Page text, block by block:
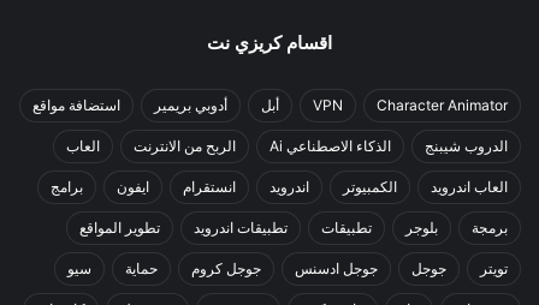
اقسام كريزي نت
Character Animator
VPN أبل أدوبي بريمير استضافة مواقع
الدروب شيبنج الذكاء الاصطناعي Ai الربح من الانترنت العاب
العاب اندرويد الكمبيوتر اندرويد انستقرام ايفون برامج
برمجة بلوجر تطبيقات تطبيقات اندرويد تطوير المواقع
تويتر جوجل جوجل ادسنس جوجل كروم حماية سيو